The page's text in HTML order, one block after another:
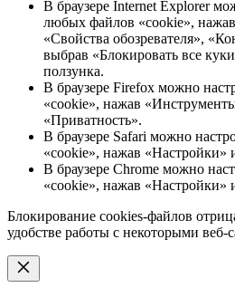
В браузере Internet Explorer
любых файлов «cookie»,
«Свойства обозревателя»,
выбрав «Блокировать все
ползунка.
В браузере Firefox можно
«cookie», нажав
«Приватность».
В браузере Safari можно
«cookie», нажав «Настройки»
В браузере Chrome можно
«cookie», нажав
Блокирование cookies-файлов
удобстве работы с некоторыми веб-